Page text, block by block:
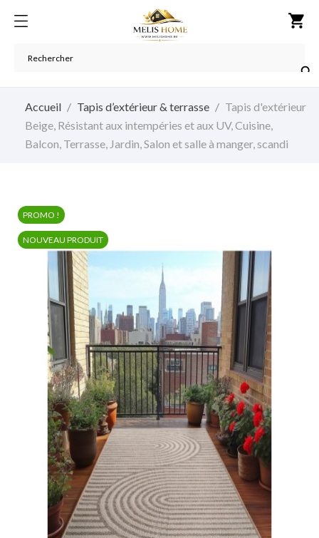
shopping_cart

Accueil Tapis d’extérieur & terrasse
Tapis d'extérieur
Beige, Résistant aux intempéries et aux UV, Cuisine,
Balcon, Terrasse, Jardin, Salon et salle à manger, scandi
PROMO !
NOUVEAU PRODUIT